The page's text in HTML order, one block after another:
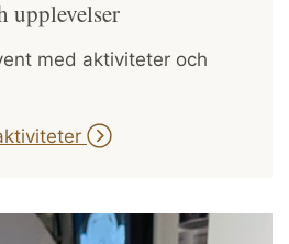
upplevelser
med aktiviteter och